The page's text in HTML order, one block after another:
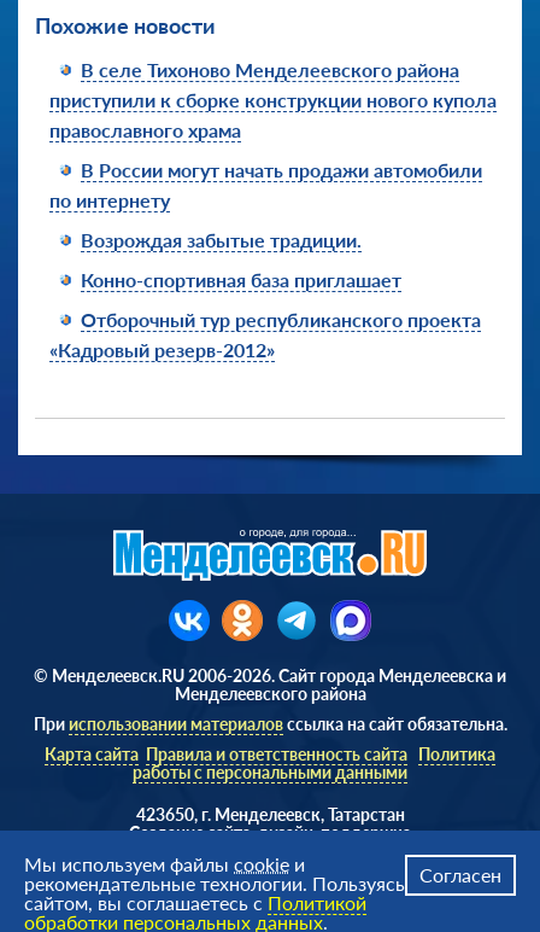
Похожие новости
В селе Тихоново Менделеевского района
приступили к сборке конструкции нового купола
православного храма
В России могут начать продажи автомобили
по интернету
Возрождая забытые традиции.
Конно-спортивная база приглашает
Отборочный тур республиканского проекта
«Кадровый резерв-2012»
© Менделеевск.RU 2006-2026. Сайт города Менделеевска и
Менделеевского района
Прииспользовании материаловссылка на сайт обязательна.
Карта сайта Правила и ответственность сайта
Политика
работы с персональными данными
423650, г. Менделеевск, Татарстан
Cоздание сайта, дизайн, поддержка
Мы используем файлы cookie и
рекомендательные технологии. Пользуясь
сайтом, вы соглашаетесь с Политикой
обработки персональных данных.
Согласен